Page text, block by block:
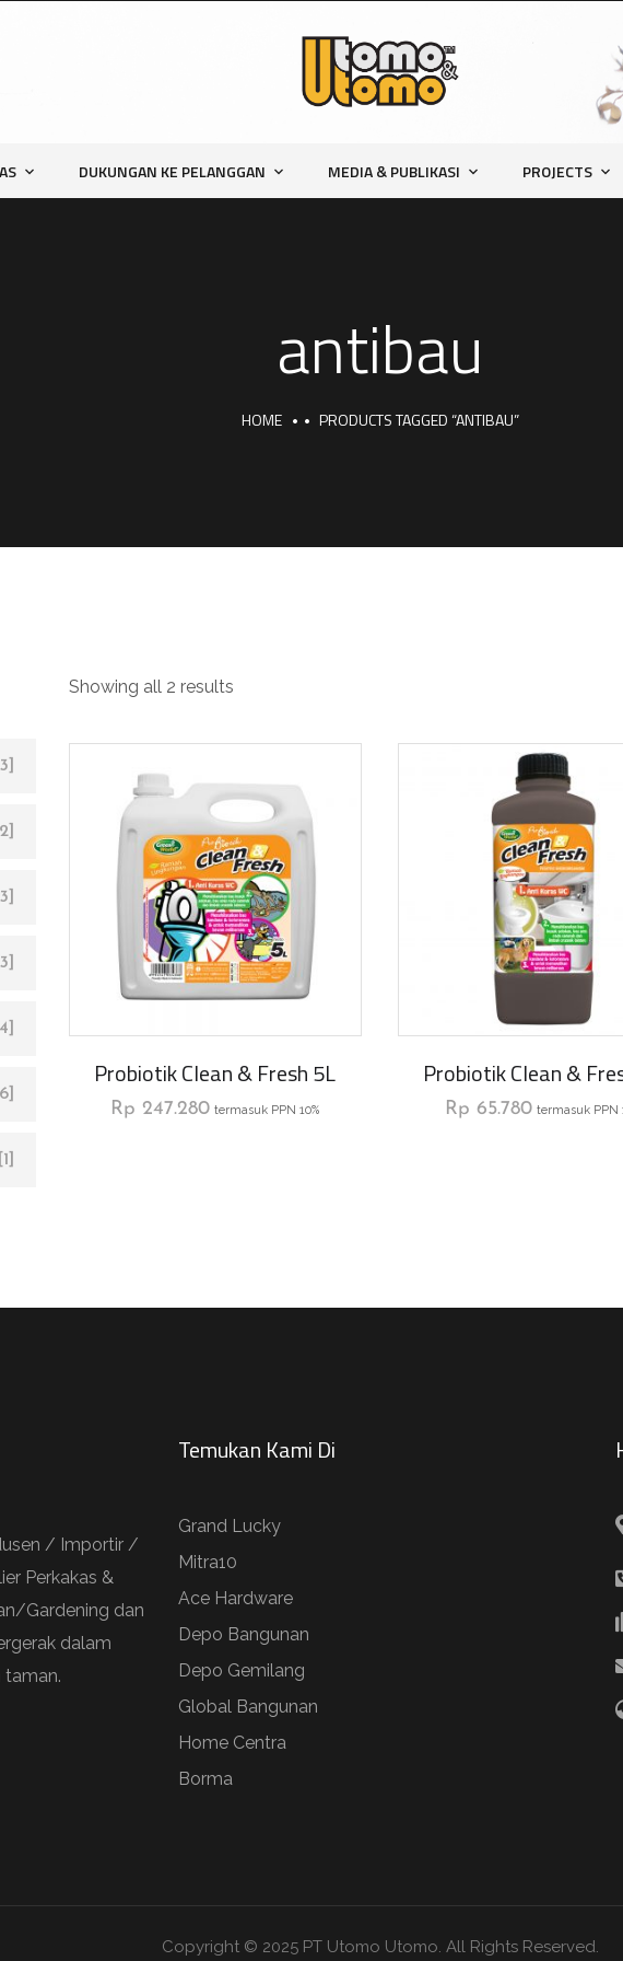
DUKUNGAN KE PELANGGAN MEDIA & PUBLIKASI PROJECTS
antibau
HOME PRODUCTS TAGGED “ANTIBAU”
Showing all 2 results
Probiotik Clean & Fresh 5L
Rp 247.280 termasuk PPN 10%
Probiotik Clean &
Rp 65.780 termasuk PPN
[2]
[3]
[6]
[1]
/ Importir /
Perkakas &
Gardening dan
dalam
taman.
Temukan Kami Di
Grand Lucky
Mitra10
Ace Hardware
Depo Bangunan
Depo Gemilang
Global Bangunan
Home Centra
Borma
Copyright © 2025 PT Utomo Utomo. All Rights Reserved.